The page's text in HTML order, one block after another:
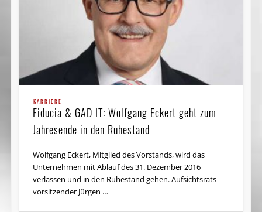
KARRIERE
Fiducia & GAD IT: Wolfgang Eckert geht zum
Jahresende in den Ruhestand
Wolfgang Eckert, Mitglied des Vorstands, wird das
Unternehmen mit Ablauf des 31. Dezember 2016
verlassen und in den Ruhestand gehen. Auf­sichts­rats­
vorsitzender Jürgen …